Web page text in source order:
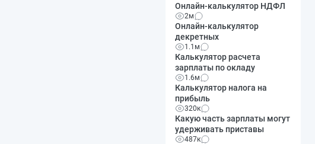
Онлайн-калькулятор НДФЛ
2м
Онлайн-калькулятор
декретных
1.1м
Калькулятор расчета
зарплаты по окладу
1.6м
Калькулятор налога на
прибыль
320к
Какую часть зарплаты могут
удерживать приставы
487к